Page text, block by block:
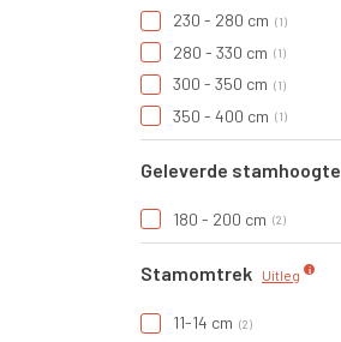
230 - 280 cm 1
280 - 330 cm 1
300 - 350 cm 1
350 - 400 cm 1
Geleverde stamhoogte
180 - 200 cm 2
Stamomtrek Uitleg
11-14 cm 2